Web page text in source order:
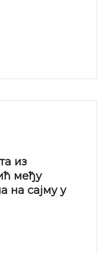
из
међу
на сајму у